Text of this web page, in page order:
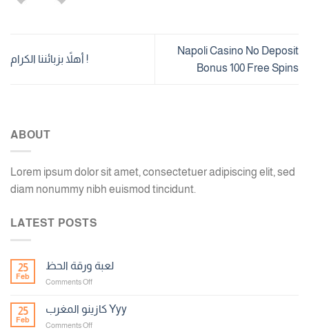
أهلاً بزبائننا الكرام !
Napoli Casino No Deposit
Bonus 100 Free Spins
ABOUT
Lorem ipsum dolor sit amet, consectetuer adipiscing elit, sed
diam nonummy nibh euismod tincidunt.
LATEST POSTS
25
Feb
لعبة ورقة الحظ
Comments Offon
ورقة
الحظ
25
Feb
كازينو المغرب Yyy
Comments Offon